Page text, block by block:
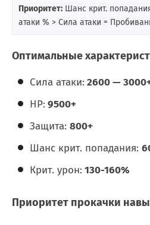
Приоритет:Шанс крит.
атаки % > Сила атаки =
Оптимальные
Сила атаки: 2600 —
HP: 9500+
Защита: 800+
Шанс крит. попадания:
Крит. урон: 130-160%
Приоритет прокачки